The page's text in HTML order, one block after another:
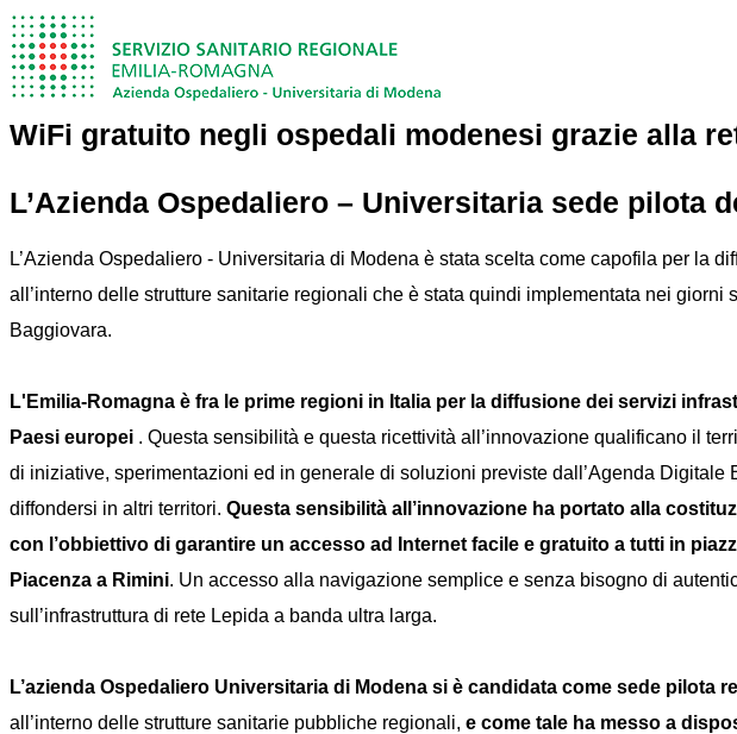
WiFi gratuito negli ospedali modenesi grazie alla
L’Azienda Ospedaliero – Universitaria sede pilota
L’Azienda Ospedaliero - Universitaria di Modena è stata scelta come capofila per la
all’interno delle strutture sanitarie regionali che è stata quindi implementata nei giorni
Baggiovara.
L'Emilia-Romagna è fra le prime regioni in Italia per la diffusione dei servizi
Paesi europei . Questa sensibilità e questa ricettività all’innovazione qualificano il
di iniziative, sperimentazioni ed in generale di soluzioni previste dall’Agenda Digitale
diffondersi in altri territori. Questa sensibilità all’innovazione ha portato alla
con l’obbiettivo di garantire un accesso ad Internet facile e gratuito a tutti in
Piacenza a Rimini. Un accesso alla navigazione semplice e senza bisogno di
sull’infrastruttura di rete Lepida a banda ultra larga.
L’azienda Ospedaliero Universitaria di Modena si è candidata come sede pilota
all’interno delle strutture sanitarie pubbliche regionali, e come tale ha messo a